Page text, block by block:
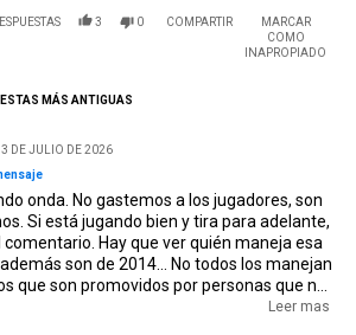
3 0 COMPARTIR
MARCAR
COMO
INAPROPIADO
antiguasMÁS ANTIGUAS
3 DE JULIO DE 2026
onda. No gastemos a los jugadores, son
jugando bien y tira para adelante,
Hay que ver quién maneja esa
son de 2014... No todos los manejan
que son promovidos por personas que no
al nombre. Yo puedo en X ponerme el beto
Leer mas